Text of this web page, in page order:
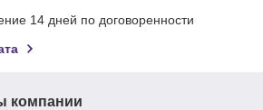
14 дней по договоренности
компании